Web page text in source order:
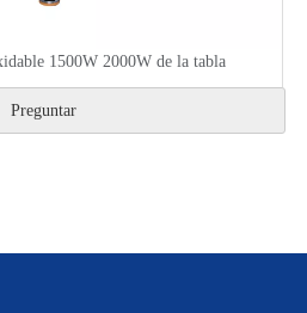
1500W 2000W de la tabla
Preguntar